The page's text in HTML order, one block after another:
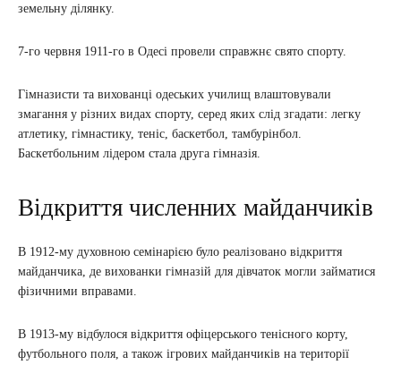
земельну ділянку.
7-го червня 1911-го в Одесі провели справжнє свято спорту.
Гімназисти та вихованці одеських училищ влаштовували
змагання у різних видах спорту, серед яких слід згадати: легку
атлетику, гімнастику, теніс, баскетбол, тамбурінбол.
Баскетбольним лідером стала друга гімназія.
Відкриття численних майданчиків
В 1912-му духовною семінарією було реалізовано відкриття
майданчика, де вихованки гімназій для дівчаток могли займатися
фізичними вправами.
В 1913-му відбулося відкриття офіцерського тенісного корту,
футбольного поля, а також ігрових майданчиків на території